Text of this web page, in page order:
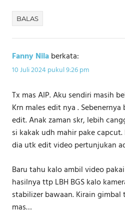
BALAS
Fanny Nilaberkata:
10 Juli 2024 pukul 9:26 pm
Tx mas AIP. Aku sendiri masih
Krn males edit nya .
edit. Anak zaman skr, lebih
si kakak udh mahir pake
dia utk edit video pertunjukan
Baru tahu kalo ambil video
hasilnya ttp LBH BGS kalo
stabilizer bawaan. Kirain
mas…